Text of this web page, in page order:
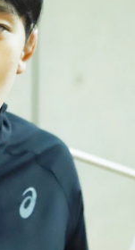
ご褒美旅。」
』
本当の歩き方。」
しい一流店へ。」
。韓国」
教科書。」